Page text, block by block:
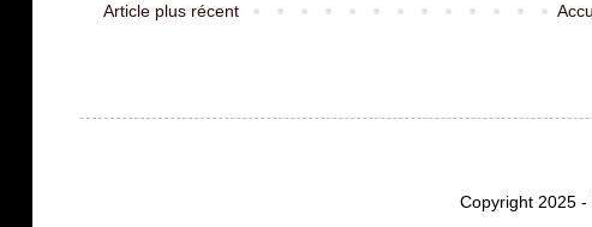
Article plus récent
Copyright 2025 -